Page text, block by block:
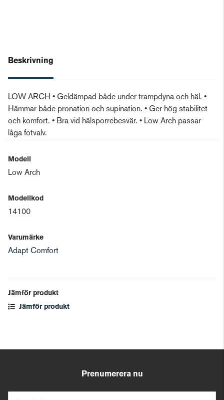
Beskrivning
LOW ARCH • Geldämpad både under trampdyna och häl. •
Hämmar både pronation och supination. • Ger hög stabilitet
och komfort. • Bra vid hälsporrebesvär. • Low Arch passar
låga fotvalv.
Modell
Low Arch
Modellkod
14100
Varumärke
Adapt Comfort
Jämför produkt
Jämför produkt
Prenumerera nu